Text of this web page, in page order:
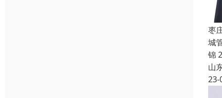
枣
城
锦
山
23-